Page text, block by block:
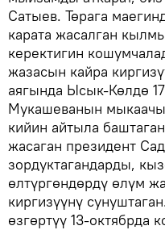
Сатыев. Төрага
карата жасалган
керектигин
жазасын кайра
аягында Ысык-Көлдө
Мукашеванын
кийин айтыла
жасаган президент
зордуктагандарды,
өлтүргөндөрдү өлүм
киргизүүнү
өзгөртүү 13-октябрда